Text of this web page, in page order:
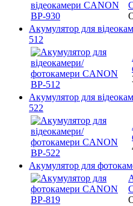
Акумулятор для
512
Акумулятор для
522
Акумулятор для